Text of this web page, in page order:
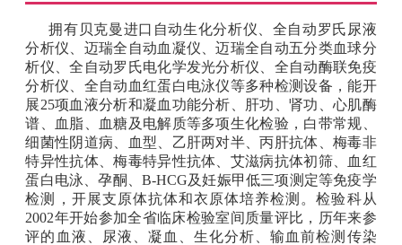
拥有贝克曼进口自动生化分析仪、全自动罗氏尿液
分析仪、迈瑞全自动血凝仪、迈瑞全自动五分类血球分
析仪、全自动罗氏电化学发光分析仪、全自动酶联免疫
分析仪、全自动血红蛋白电泳仪等多种检测设备，能开
展25项血液分析和凝血功能分析、肝功、肾功、心肌酶
谱、血脂、血糖及电解质等多项生化检验，白带常规、
细菌性阴道病、血型、乙肝两对半、丙肝抗体、梅毒非
特异性抗体、梅毒特异性抗体、艾滋病抗体初筛、血红
蛋白电泳、孕酮、B-HCG及妊娠甲低三项测定等免疫学
检测，开展支原体抗体和衣原体培养检测。检验科从
2002年开始参加全省临床检验室间质量评比，历年来参
评的血液、尿液、凝血、生化分析、输血前检测传染